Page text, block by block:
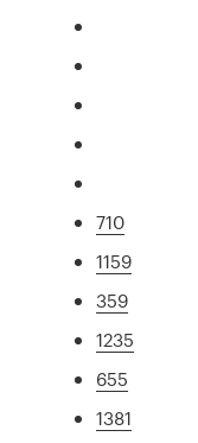
710
1159
359
1235
655
1381